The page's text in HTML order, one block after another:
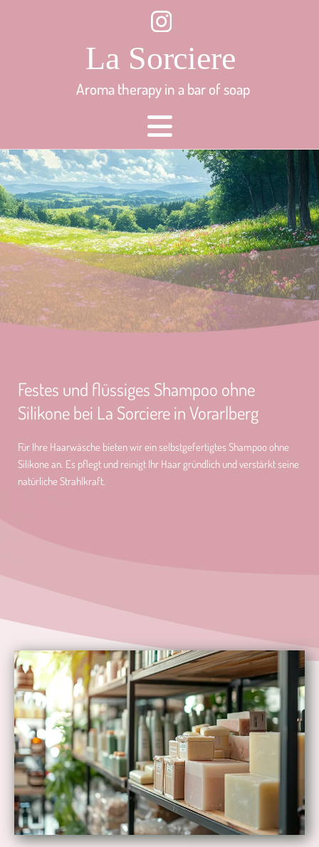
Aroma therapy in a bar of soap
Festes und flüssiges Shampoo ohne
Silikone bei La Sorciere in Vorarlberg
Für Ihre Haarwäsche bieten wir ein selbstgefertigtes Shampoo ohne
Silikone an. Es pflegt und reinigt Ihr Haar gründlich und verstärkt seine
natürliche Strahlkraft.